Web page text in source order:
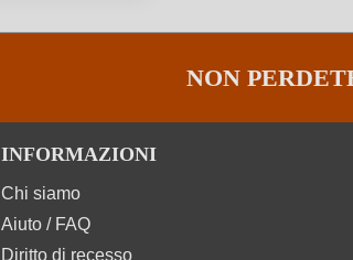
NON
INFORMAZIONI
Chi siamo
Aiuto / FAQ
Diritto di recesso